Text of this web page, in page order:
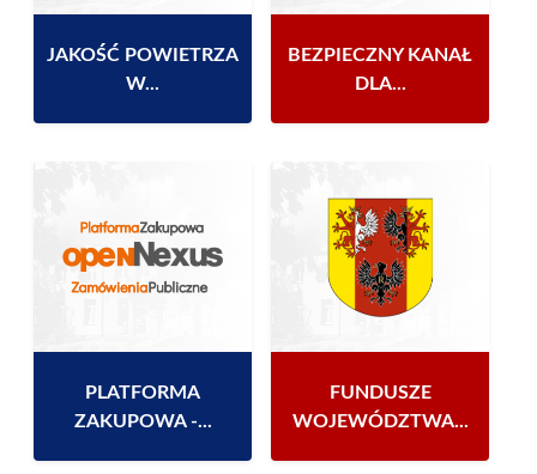
JAKOŚĆ POWIETRZA
W...
BEZPIECZNY KANAŁ
DLA...
PLATFORMA
ZAKUPOWA -...
FUNDUSZE
WOJEWÓDZTWA...